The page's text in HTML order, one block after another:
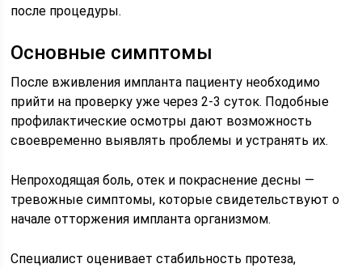
после процедуры.
Основные симптомы
После вживления импланта пациенту необходимо
прийти на проверку уже через 2-3 суток. Подобные
профилактические осмотры дают возможность
своевременно выявлять проблемы и устранять их.
Непроходящая боль, отек и покраснение десны —
тревожные симптомы, которые свидетельствуют о
начале отторжения импланта организмом.
Специалист оценивает стабильность протеза,